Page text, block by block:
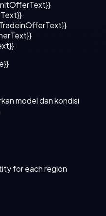
model dan kondisi
for each region